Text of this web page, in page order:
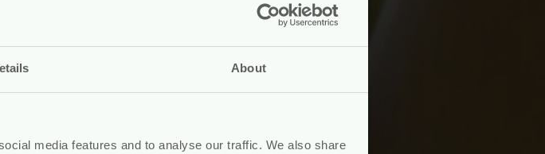
About
media features and to analyse our traffic. We also share